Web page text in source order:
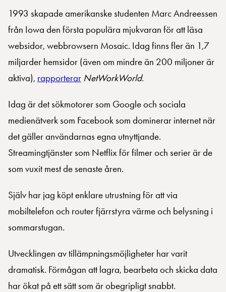
1993 skapade amerikanske studenten Marc Andreessen
från Iowa den första populära mjukvaran för att läsa
websidor, webbrowsern Mosaic. Idag finns fler än 1,7
miljarder hemsidor (även om mindre än 200 miljoner är
aktiva), rapporterar NetWorkWorld.
Idag är det sökmotorer som Google och sociala
medienätverk som Facebook som dominerar internet när
det gäller användarnas egna utnyttjande.
Streamingtjänster som Netflix för filmer och serier är de
som vuxit mest de senaste åren.
Själv har jag köpt enklare utrustning för att via
mobiltelefon och router fjärrstyra värme och belysning i
sommarstugan.
Utvecklingen av tillämpningsmöjligheter har varit
dramatisk. Förmågan att lagra, bearbeta och skicka data
har ökat på ett sätt som är obegripligt snabbt.